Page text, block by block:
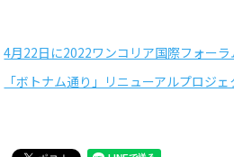
4月22日に2022ワンコリア国際フォー
「ボトナム通り」リニューアルプロジ